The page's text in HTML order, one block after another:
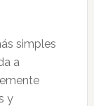
simples
a
y